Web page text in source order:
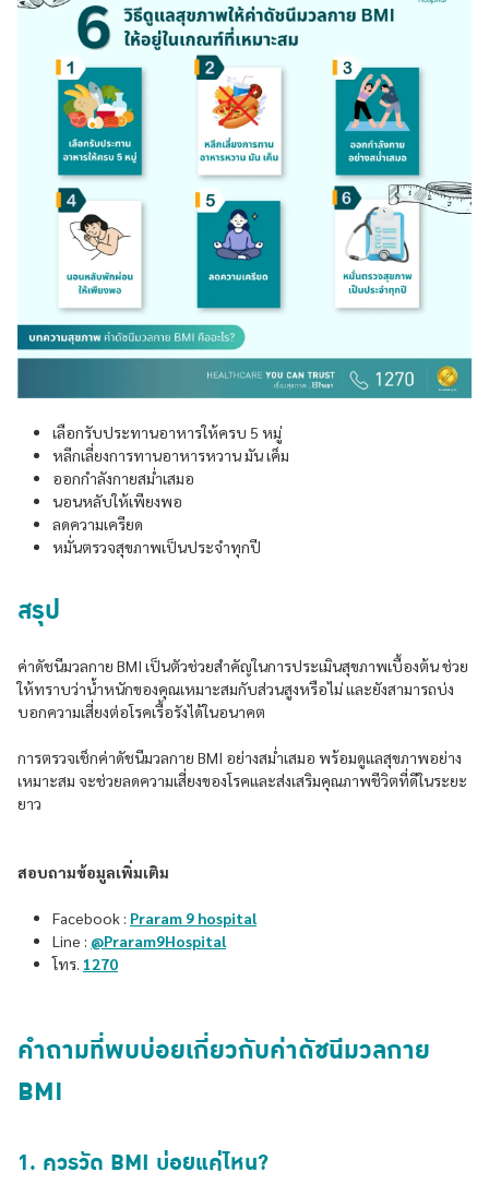
เลือกรับประทานอาหารให้ครบ 5 หมู่
หลีกเลี่ยงการทานอาหารหวาน มัน เค็ม
ออกกำลังกายสม่ำเสมอ
นอนหลับให้เพียงพอ
ลดความเครียด
หมั่นตรวจสุขภาพเป็นประจำทุกปี
สรุป
ค่าดัชนีมวลกาย BMI เป็นตัวช่วยสำคัญในการประเมินสุขภาพเบื้องต้น ช่วย
ให้ทราบว่าน้ำหนักของคุณเหมาะสมกับส่วนสูงหรือไม่ และยังสามารถบ่ง
บอกความเสี่ยงต่อโรคเรื้อรังได้ในอนาคต
การตรวจเช็กค่าดัชนีมวลกาย BMI อย่างสม่ำเสมอ พร้อมดูแลสุขภาพอย่าง
เหมาะสม จะช่วยลดความเสี่ยงของโรคและส่งเสริมคุณภาพชีวิตที่ดีในระยะ
ยาว
สอบถามข้อมูลเพิ่มเติม
Facebook : Praram 9 hospital
Line : @Praram9Hospital
โทร. 1270
คำถามที่พบบ่อยเกี่ยวกับค่าดัชนีมวลกาย
BMI
1. ควรวัด BMI บ่อยแค่ไหน?